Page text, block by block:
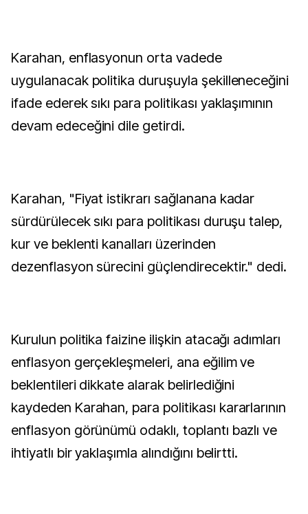
Karahan, enflasyonun orta vadede
uygulanacak politika duruşuyla şekilleneceğini
ifade ederek sıkı para politikası yaklaşımının
devam edeceğini dile getirdi.
Karahan, "Fiyat istikrarı sağlanana kadar
sürdürülecek sıkı para politikası duruşu talep,
kur ve beklenti kanalları üzerinden
dezenflasyon sürecini güçlendirecektir." dedi.
Kurulun politika faizine ilişkin atacağı adımları
enflasyon gerçekleşmeleri, ana eğilim ve
beklentileri dikkate alarak belirlediğini
kaydeden Karahan, para politikası kararlarının
enflasyon görünümü odaklı, toplantı bazlı ve
ihtiyatlı bir yaklaşımla alındığını belirtti.